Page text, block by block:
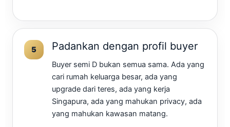
Padankan dengan profil buyer
Buyer semi D bukan semua sama. Ada yang
cari rumah keluarga besar, ada yang
upgrade dari teres, ada yang kerja
Singapura, ada yang mahukan privacy, ada
yang mahukan kawasan matang.